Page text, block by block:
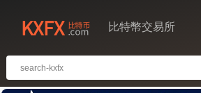
比特幣交易所